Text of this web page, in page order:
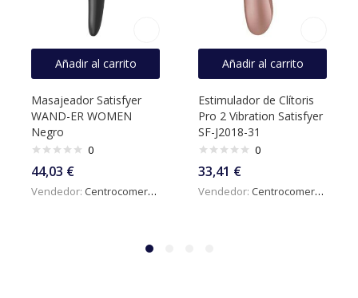
Añadir al carrito
Masajeador Satisfyer
WAND-ER WOMEN
Negro
0
44,03 €
Vendedor: Centrocomercialdigital
Añadir al carrito
Estimulador de Clítoris
Pro 2 Vibration Satisfyer
SF-J2018-31
0
33,41 €
Vendedor: Centrocomercialdigital